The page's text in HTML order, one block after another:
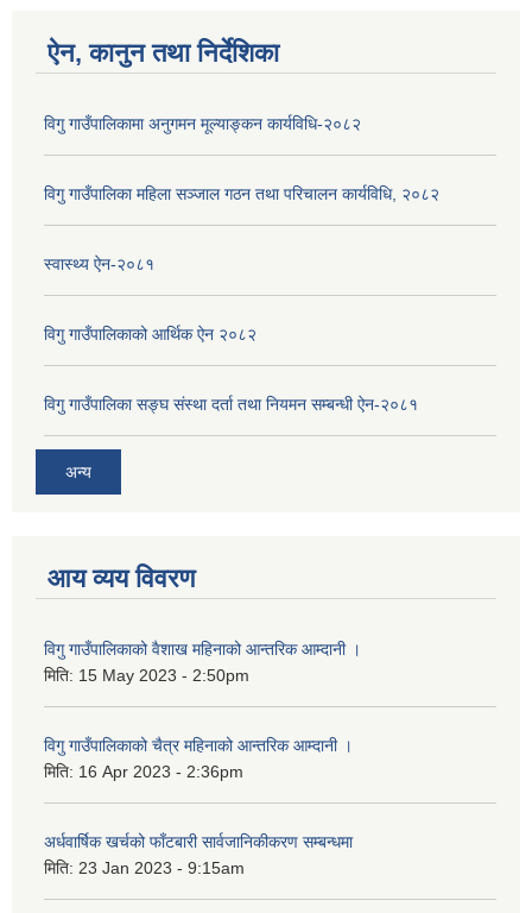
ऐन, कानुन तथा निर्देशिका
विगु गाउँपालिकामा अनुगमन मूल्याङ्कन कार्यविधि-२०८२
विगु गाउँपालिका महिला सञ्जाल गठन तथा परिचालन कार्यविधि, २०८२
स्वास्थ्य ऐन-२०८१
विगु गाउँपालिकाको आर्थिक ऐन २०८२
विगु गाउँपालिका सङ्घ संस्था दर्ता तथा नियमन सम्बन्धी ऐन-२०८१
अन्य
आय व्यय विवरण
विगु गाउँपालिकाको वैशाख महिनाको आन्तरिक आम्दानी ।
मिति: 15 May 2023 - 2:50pm
विगु गाउँपालिकाको चैत्र महिनाको आन्तरिक आम्दानी ।
मिति: 16 Apr 2023 - 2:36pm
अर्धवार्षिक खर्चको फाँटबारी सार्वजानिकीकरण सम्बन्धमा
मिति: 23 Jan 2023 - 9:15am